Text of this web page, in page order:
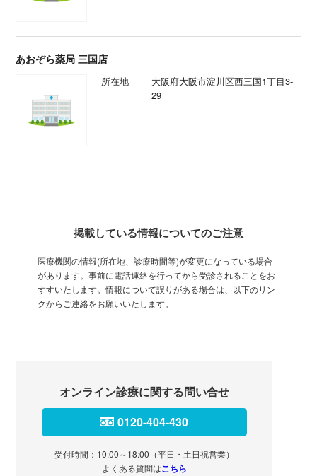
あおぞら薬局 三国店
所在地
大阪府大阪市淀川区西三国1丁目3-
29
掲載している情報についてのご注意
医療機関の情報(所在地、診療時間等)が変更になっている場合
があります。事前に電話連絡を行ってから受診されることをお
すすいたします。情報について誤りがある場合は、以下のリン
クからご連絡をお願いいたします。
オンライン診療に関する問い合せ
0120-404-430
受付時間：10:00～18:00（平日・土日祝営業）
よくある質問はこちら